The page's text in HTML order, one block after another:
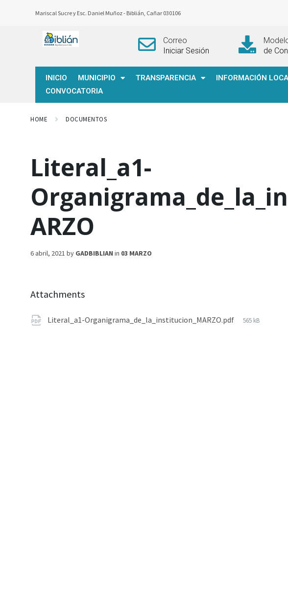
Mariscal Sucre y Esc. Daniel Muñoz - Biblián, Cañar 030106
Correo
Iniciar Sesión
de
INICIO MUNICIPIO TRANSPARENCIA INFORMACIÓN
CONVOCATORIA
HOME DOCUMENTOS
Literal_a1-
ARZO
6 abril, 2021 by GADBIBLIAN in 03 MARZO
Attachments
Literal_a1-Organigrama_de_la_institucion_MARZO.pdf 565 kB